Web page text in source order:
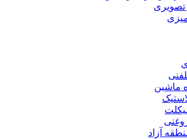
ماشین
آزاد